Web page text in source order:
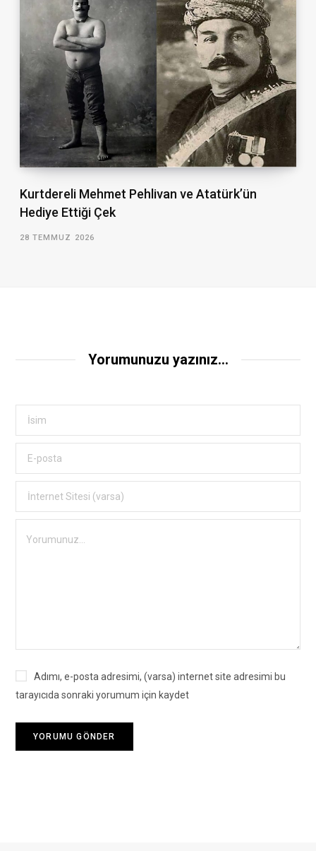
Kurtdereli Mehmet Pehlivan ve Atatürk’ün
Hediye Ettiği Çek
28 TEMMUZ 2026
Yorumunuzu yazınız...
Adımı, e-posta adresimi, (varsa) internet site adresimi bu
tarayıcıda sonraki yorumum için kaydet